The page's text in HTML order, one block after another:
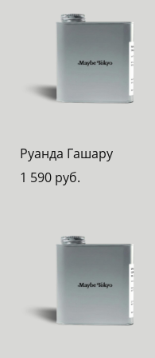
Руанда Гашару
1 590 pуб.